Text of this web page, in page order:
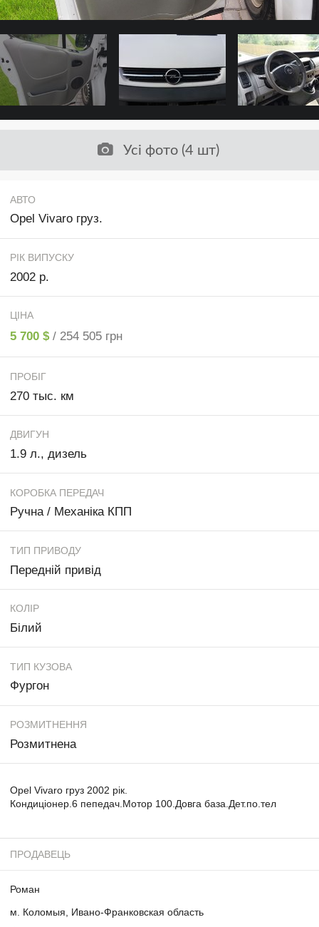
Усі фото (4 шт)
АВТО
Opel Vivaro груз.
РІК ВИПУСКУ
2002 р.
ЦІНА
5 700 $ / 254 505 грн
ПРОБІГ
270 тыс. км
ДВИГУН
1.9 л., дизель
КОРОБКА ПЕРЕДАЧ
Ручна / Механіка КПП
ТИП ПРИВОДУ
Передній привід
КОЛІР
Білий
ТИП КУЗОВА
Фургон
РОЗМИТНЕННЯ
Розмитнена
Opel Vivaro груз 2002 рік.
Кондиціонер.6 пепедач.Мотор 100.Довга база.Дет.по.тел
ПРОДАВЕЦЬ
Роман
м. Коломыя, Ивано-Франковская область